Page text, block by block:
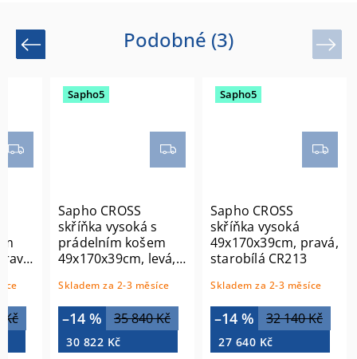
Podobné (3)
Previous
Kč
Sapho5
Sapho CROSS
skříňka vysoká s
prádelním košem
49x170x39cm, levá,
Skladem za 2-3 měsíce
35 840 Kč
–14 %
30 822 Kč
Sapho5
Sapho CROSS
skříňka vysoká
49x170x39cm, pravá,
starobílá CR213
Skladem za 2-3 měsíce
32 140 Kč
–14 %
27 640 Kč
Next